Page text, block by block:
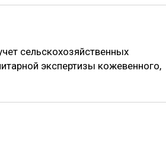
сельскохозяйственных
экспертизы кожевенного,